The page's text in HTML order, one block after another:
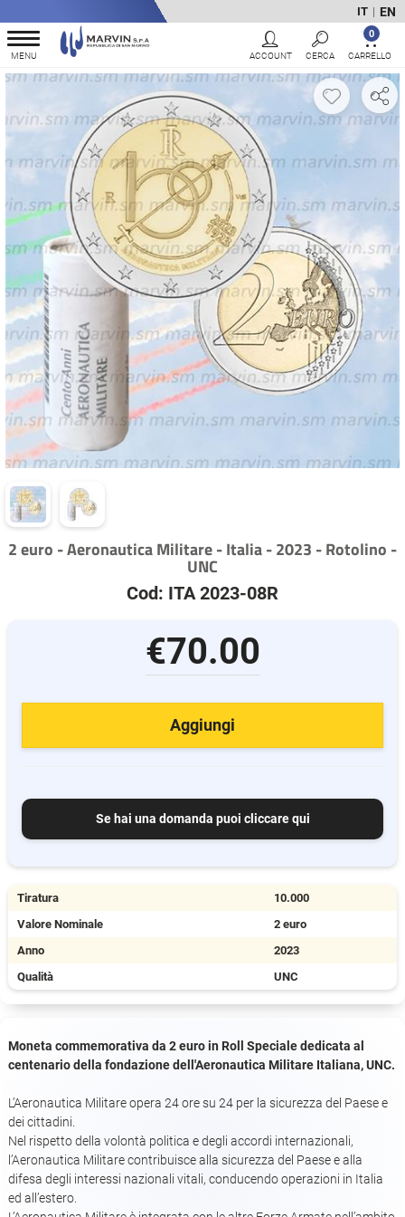
IT | EN
0
2 euro - Aeronautica Militare - Italia - 2023 - Rotolino -
UNC
Cod: ITA 2023-08R
€70.00
Aggiungi
Se hai una domanda puoi cliccare qui
Tiratura
10.000
Valore Nominale
2 euro
Anno
2023
Qualità
UNC
Moneta commemorativa da 2 euro in Roll Speciale dedicata al
centenario della fondazione dell'Aeronautica Militare Italiana, UNC.
L’Aeronaut​ica Militare opera 24 ore su 24 per la sicurezza del Paese e
dei cittadini.
Nel rispetto della volontà politica e degli accordi internazionali,
l’Aeronautica Militare contribuisce alla sicurezza del Paese e alla
difesa degli interessi nazionali vitali, conducendo operazioni in Italia
ed all’estero.